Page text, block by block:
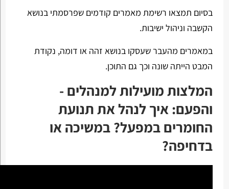
בסיום תמצאו רשימת מאמרים קודמים שפרסמתי בנושא
הקשבה וניהול ישיבות.
במאמרים מהעבר שעסקו בנושא זהה או דומה, נקודת
המבט הייתה שונה וכך גם התוכן.
המלצות מועילות למנהלים -
והפעם: איך לנהל את תנועת
החומרים במפעל? במשיכה או
בדחיפה?